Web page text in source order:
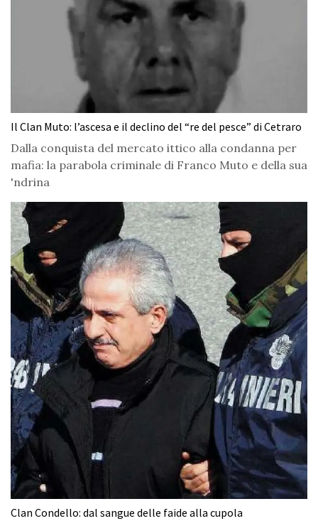
Il Clan Muto: l’ascesa e il declino del “re del pesce” di Cetraro
Dalla conquista del mercato ittico alla condanna per
mafia: la parabola criminale di Franco Muto e della sua
'ndrina
Clan Condello: dal sangue delle faide alla cupola